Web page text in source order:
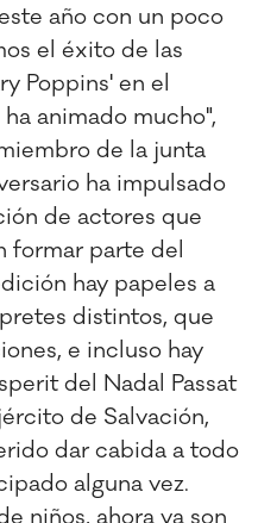
año con un poco
el éxito de las
Poppins' en el
animado mucho",
de la junta
ha impulsado
de actores que
formar parte del
hay papeles a
distintos, que
e incluso hay
del Nadal Passat
de Salvación,
dar cabida a todo
alguna vez.